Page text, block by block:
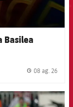
Basilea
08 ag. 26
badge